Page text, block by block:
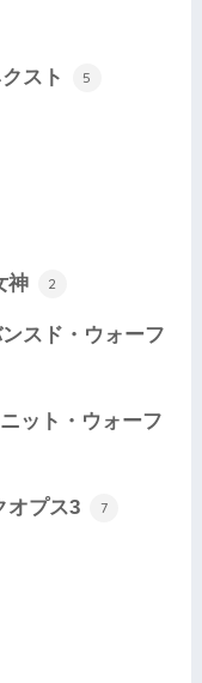
スト 5
神 2
スド・ウォーフ
ット・ウォーフ
オプス3 7